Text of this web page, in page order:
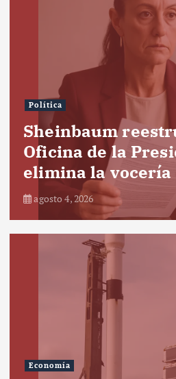
Política
Sheinbaum
Oficina de la
elimina la
agosto 4, 2026
Economía